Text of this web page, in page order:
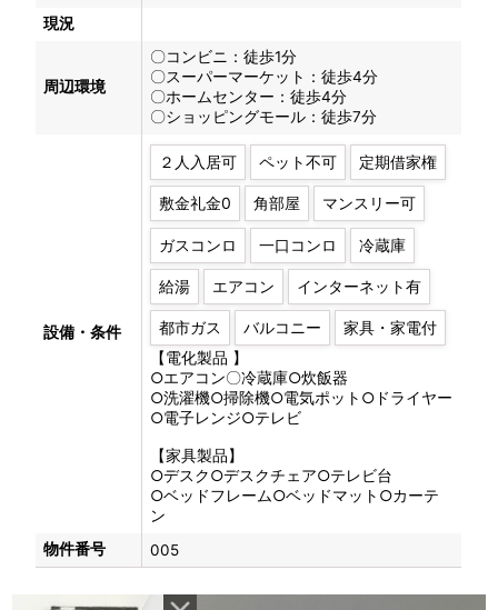
現況
周辺環境
〇コンビニ：徒歩1分
〇スーパーマーケット：徒歩4分
〇ホームセンター：徒歩4分
〇ショッピングモール：徒歩7分
設備・条件
２人入居可 ペット不可 定期借家権
敷金礼金0 角部屋 マンスリー可
ガスコンロ 一口コンロ 冷蔵庫
給湯 エアコン インターネット有
都市ガス バルコニー 家具・家電付
【電化製品 】
○エアコン〇冷蔵庫○炊飯器
○洗濯機○掃除機○電気ポット○ドライヤー
○電子レンジ○テレビ
【家具製品】
○デスク○デスクチェア○テレビ台
○ベッドフレーム○ベッドマット○カーテ
ン
物件番号
005